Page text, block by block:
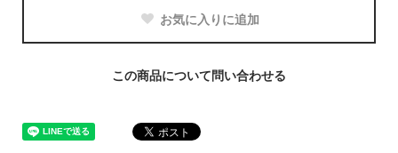
お気に入りに追加
この商品について問い合わせる